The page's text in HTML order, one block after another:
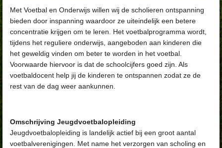
Met Voetbal en Onderwijs willen wij de scholieren ontspanning
bieden door inspanning waardoor ze uiteindelijk een betere
concentratie krijgen om te leren. Het voetbalprogramma wordt,
tijdens het reguliere onderwijs, aangeboden aan kinderen die
het geweldig vinden om beter te worden in het voetbal.
Voorwaarde hiervoor is dat de schoolcijfers goed zijn. Als
voetbaldocent help jij de kinderen te ontspannen zodat ze de
rest van de dag weer aankunnen.
Omschrijving Jeugdvoetbalopleiding
Jeugdvoetbalopleiding is landelijk actief bij een groot aantal
voetbalverenigingen. Met name het verzorgen van scholing en